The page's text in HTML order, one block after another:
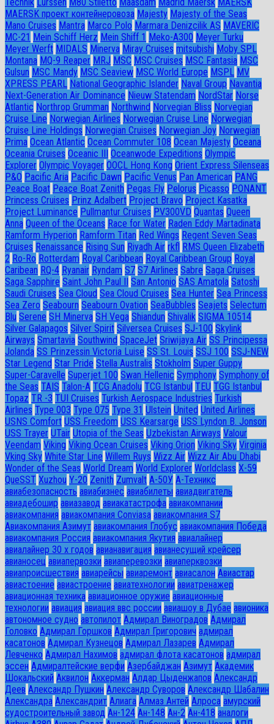
Technik Lürssen M80 Stiletto Maasdam Madrid Maersk MAERSK
MAERSK проект контейнеровоза Majesty Majesty of the Seas
Mano Cruises Mantra Marco Polo Marmara Denizcilik AS MAVERIC
MC-21 Mein Schiff Herz Mein Shiff 1 Meko-A300 Meyer Turku
Meyer Werft MIDALS Minerva Miray Cruises mitsubishi Moby SPL
Montana MQ-9 Reaper MRJ MSC MSC Cruises MSC Fantasia MSC
Gulsun MSC Mandy MSC Seaview MSC World Europe MSPL MV
XPRESS PEARL National Geographic Islander Naval Group Navantia
Next-Generation Air Dominance Nieuw Statendam NordStar Norse
Atlantic Northrop Grumman Northwind Norvegian Bliss Norvegian
Cruise Line Norwegian Airlines Norwegian Cruise Line Norwegian
Cruise Line Holdings Norwegian Cruises Norwegian Joy Norwegian
Prima Ocean Atlantic Ocean Commuter 108 Ocean Majesty Oceana
Oceania Cruises Oceanic III Oceanwode Expeditions Olympic
Explorer Olympic Voyager OOCL Hong Kong Orient Express Silenseas
P&O Pacific Aria Pacific Dawn Pacific Venus Pan American PANG
Peace Boat Peace Boat Zenith Pegas Fly Pelorus Picasso PONANT
Princess Cruises Prinz Adalbert Project Bravo Project Kasatka
Project Luminance Pullmantur Cruises PV300VD Quantas Queen
Anna Queen of the Oceans Race for Water Raden Eddy Martadinata
Ramform Hyperion Ramform Titan Red Wings Regent Seven Seas
Cruises Renaissance Rising Sun Riyadh Air rkfl RMS Queen Elizabeth
2 Ro-Ro Rotterdam Royal Caribbean Royal Caribbean Group Royal
Caribean RQ-4 Ryanair Ryndam S7 S7 Airlines Sabre Saga Cruises
Saga Sapphire Saint John Paul II San Antonio SAS Amatola Satoshi
Saudi Cruises Sea Cloud Sea Cloud Cruises Sea Hunter Sea Princess
Sea Zero Seabourn Seabourn Ovation SeaBubbles Seajets Selectum
Blu Serene SH Minerva SH Vega Shiandun Shivalik SIGMA 10514
Silver Galapagos Silver Spirit Silversea Cruises SJ-100 Skylink
Airways Smartavia Southwind SpaceJet Sriwijaya Air SS Principessa
Jolanda SS Prinzessin Victoria Luise SS St. Louis SSJ 100 SSJ-NEW
Star Legend Star Pride Stella Australis Stokholm Super Guppy
Super-Caravelle Superjet 100 Swan Hellenic Symphony Symphony of
the Seas TAIS Talon-A TCG Anadolu TCG Istanbul TEU TGG Istanbul
Topaz TR -3 TUI Cruises Turkish Aerospace Industries Turkish
Airlines Type 003 Type 075 Type 31 Ulstein United United Airlines
USNS Comfort USS Freedom USS Kearsarge USS Lyndon B. Jonson
USS Trayer UTair Utopia of the Seas Uzbekistan Airways Valour
Veendam Viking Viking Ocean Cruises Viking Orion Viking Sky Virginia
Vking Sky White Star Line Willem Ruys Wizz Air Wizz Air Abu Dhabi
Wonder of the Seas World Dream World Explorer Worldclass X-59
QueSST Xuzhou Y-20 Zenith Zumvalt А-50У А-Техникс
авиабезопасность авиабизнес авиабилеты авиадвигатель
авиадебошир авиазавод авиакатастрофа авиакомпании
авиакомпания авиакомпания Conviasa авиакомпания S7
Авиакомпания Азимут авиакомпания Глобус авиакомпания Победа
авиакомпания Россия авиакомпания Якутия авиалайнер
авиалайнер 30 х годов авианавигация авианесущий крейсер
авианосец авиапервозки авиаперевозки авиаперквозки
авиапроисшествия авиарейсы авиаремонт авиасалон Авиастар
авиастоение авиастроение авиатехнологии авиатренажер
авиационная техника авиационное оружие авиационные
технологии авиация авиация ввс россии авиашоу в Дубае авионика
автономное судно автопилот Адмирал Виноградов Адмирал
Головко Адмирал Горшков Адмирал Григорович адмирал
касатонов Адмирал Кузнецов Адмирал Лазарев Адмирал
Левченко Адмирал Нахимов адмирал флота касатонов адмирал
эссен Адмиралтейские верфи Азербайджан Азимут Академик
Шокальский Аквилон Аккерман Алдар Цыденжапов Александр
Деев Александр Пушкин Александр Суворов Александр Шабалин
Александра Александрит Алиага Алмаз Антей Алроса амурский
судостроительный завод Ан-124 Ан-148 Ан-2 Ан-418 аналоги